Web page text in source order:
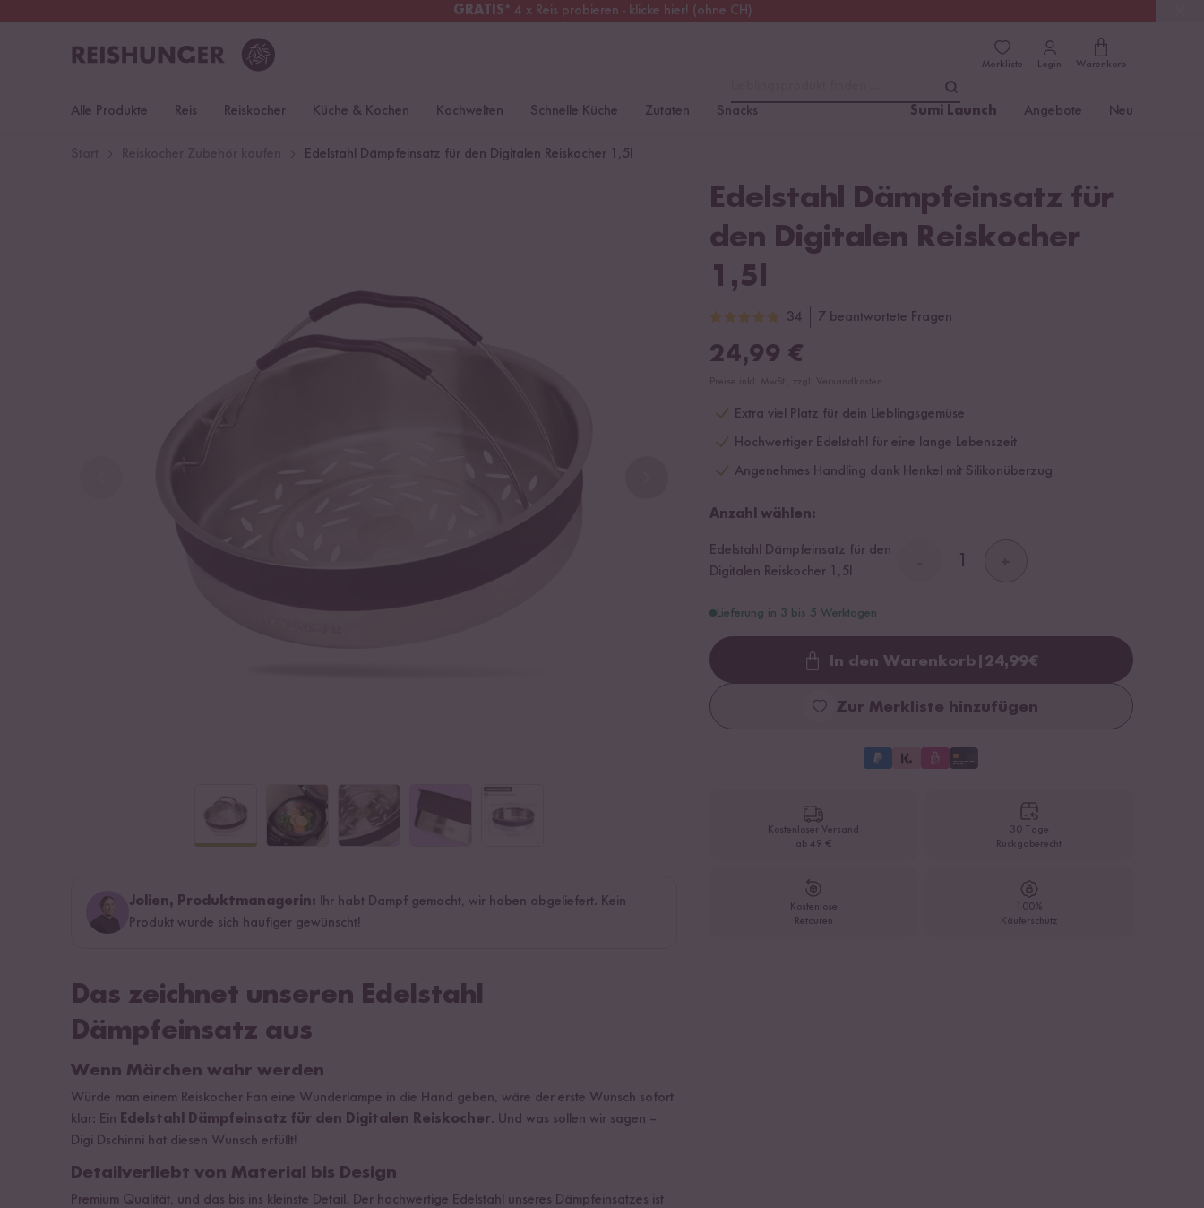
GRATIS* 4 x Reis probieren - klicke hier! (ohne CH)
Kostenloser Versand
Merkliste Login Warenkorb
Alle Produkte Reis Reiskocher Küche & Kochen Kochwelten Schnelle Küche Zutaten Snacks Sumi Launch Angebote Neu
Edelstahl Dämpfeinsatz für den Digitalen Reiskocher 1,5l
Jolien, Produktmanagerin:
Ihr habt Dampf gemacht, wir haben abgeliefert. Kein
Produkt wurde sich häufiger gewünscht!
Edelstahl Dämpfeinsatz für
den Digitalen Reiskocher
1,5l
34 7 beantwortete Fragen
24,99 €
Extra viel Platz für dein Lieblingsgemüse
Hochwertiger Edelstahl für eine lange Lebenszeit
Angenehmes Handling dank Henkel mit Silikonüberzug
Anzahl wählen:
Edelstahl Dämpfeinsatz für den
Digitalen Reiskocher 1,5l
Lieferung in 3 bis 5 Werktagen
Loading...
In den Warenkorb 24,99€
Zur Merkliste hinzufügen
Kostenloser Versand
ab 49 €
30 Tage
Rückgaberecht
Kostenlose
Retouren
100%
Käuferschutz
Das zeichnet unseren Edelstahl
Dämpfeinsatz aus
Wenn Märchen wahr werden
Würde man einem Reiskocher Fan eine Wunderlampe in die Hand geben, wäre der erste Wunsch sofort
klar: Ein Edelstahl Dämpfeinsatz für den Digitalen Reiskocher. Und was sollen wir sagen –
Digi Dschinni hat diesen Wunsch erfüllt!
Detailverliebt von Material bis Design
Premium Qualität, und das bis ins kleinste Detail. Der hochwertige Edelstahl unseres Dämpfeinsatzes ist